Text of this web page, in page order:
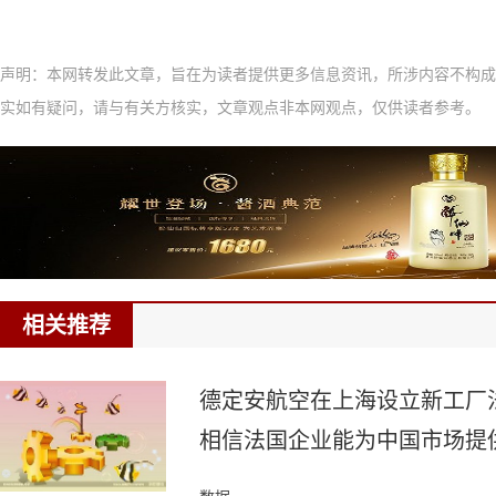
声明：本网转发此文章，旨在为读者提供更多信息资讯，所涉内容不构
实如有疑问，请与有关方核实，文章观点非本网观点，仅供读者参考。
相关推荐
德定安航空在上海设立新工厂
相信法国企业能为中国市场提